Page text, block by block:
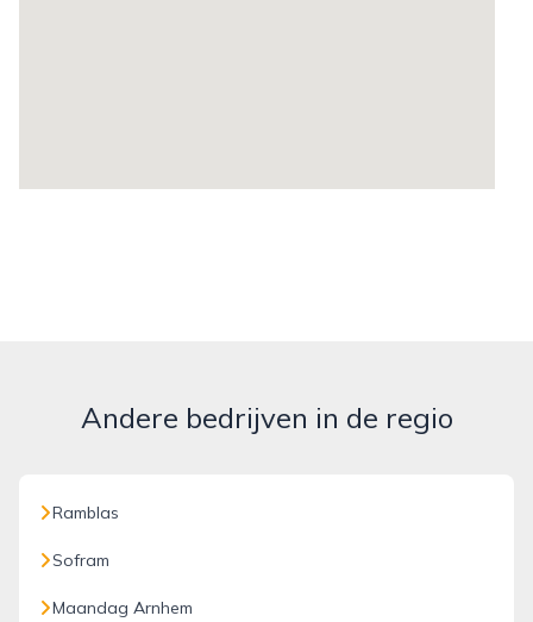
Andere bedrijven in de regio
Ramblas
Sofram
Maandag Arnhem